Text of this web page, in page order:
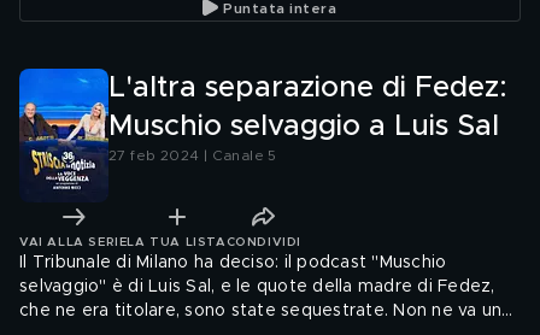
Puntata intera
L'altra separazione di Fedez:
Muschio selvaggio a Luis Sal
27 feb 2024 | Canale 5
VAI ALLA SERIE LA TUA LISTA CONDIVIDI
Il Tribunale di Milano ha deciso: il podcast "Muschio
selvaggio" è di Luis Sal, e le quote della madre di Fedez,
che ne era titolare, sono state sequestrate. Non ne va una